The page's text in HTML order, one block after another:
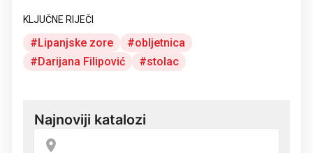
KLJUČNE RIJEČI
Lipanjske zore
obljetnica
Darijana Filipović
stolac